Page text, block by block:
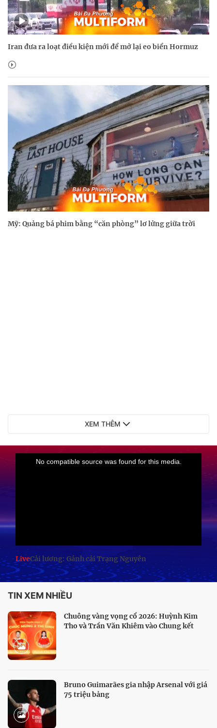
Iran đưa ra loạt điều kiện mới để mở lại eo biển Hormuz
Mỹ: Quảng bá phim bằng “căn phòng” lơ lửng giữa trời
XEM THÊM
LiveCải lương: Gánh cải Trạng Nguyên
TIN XEM NHIỀU
Chuông vàng vọng cổ 2026: Huỳnh Kim
Tho và Trần Văn Khiêm vào Chung kết
Bruno Guimarães gia nhập Arsenal với giá
75 triệu bảng